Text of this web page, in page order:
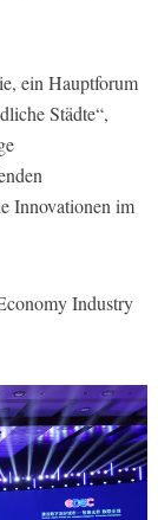
ein Hauptforum
Städte“,
Innovationen im
Industry